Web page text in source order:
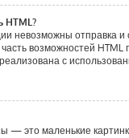
HTML?
невозможны отправка и
возможностей
с
— это маленькие